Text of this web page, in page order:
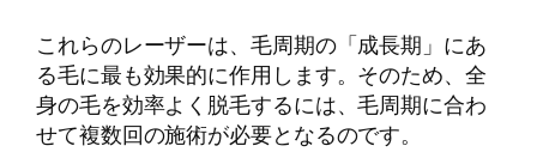
これらのレーザーは、毛周期の「成長期」にあ
る毛に最も効果的に作用します。そのため、全
身の毛を効率よく脱毛するには、毛周期に合わ
せて複数回の施術が必要となるのです。